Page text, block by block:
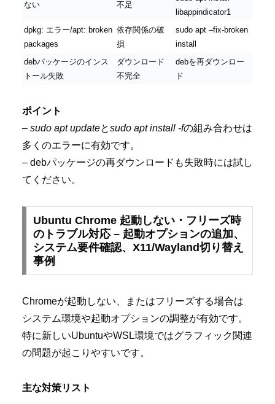
ない 不足
libappindicator1
dpkg: エラー/apt: broken
packages
依存関係の破
損
sudo apt –fix-broken
install
debパッケージのインス
トール失敗
ダウンロード
不完全
debを再ダウンロー
ド
ポイント
– sudo apt updateとsudo apt install -fの組み合わせは
多くのエラーに有効です。
– debパッケージの再ダウンロードも失敗時には試し
てください。
Ubuntu Chrome 起動しない・フリーズ時
のトラブル対応 – 起動オプションの追加、
システム要件確認、X11/Wayland切り替え
事例
Chromeが起動しない、またはフリーズする場合は
システム環境や起動オプションの調整が有効です。
特に新しいUbuntuやWSL環境ではグラフィック関連
の問題が起こりやすいです。
主な対策リスト